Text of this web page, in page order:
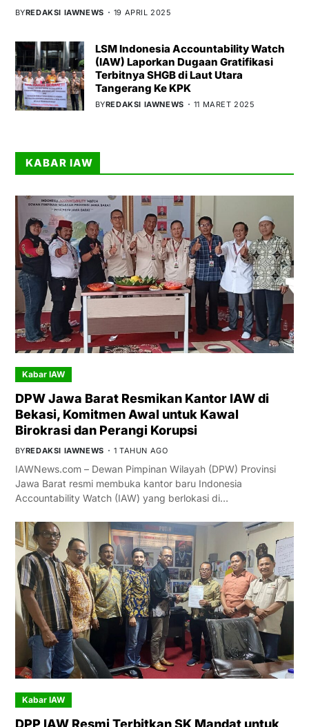
BYREDAKSI IAWNEWS 19 APRIL 2025
LSM Indonesia Accountability Watch
(IAW) Laporkan Dugaan Gratifikasi
Terbitnya SHGB di Laut Utara
Tangerang Ke KPK
BYREDAKSI IAWNEWS 11 MARET 2025
KABAR IAW
Kabar IAW
DPW Jawa Barat Resmikan Kantor IAW di
Bekasi, Komitmen Awal untuk Kawal
Birokrasi dan Perangi Korupsi
BYREDAKSI IAWNEWS 1 TAHUN AGO
IAWNews.com – Dewan Pimpinan Wilayah (DPW) Provinsi
Jawa Barat resmi membuka kantor baru Indonesia
Accountability Watch (IAW) yang berlokasi di…
Kabar IAW
DPP IAW Resmi Terbitkan SK Mandat untuk